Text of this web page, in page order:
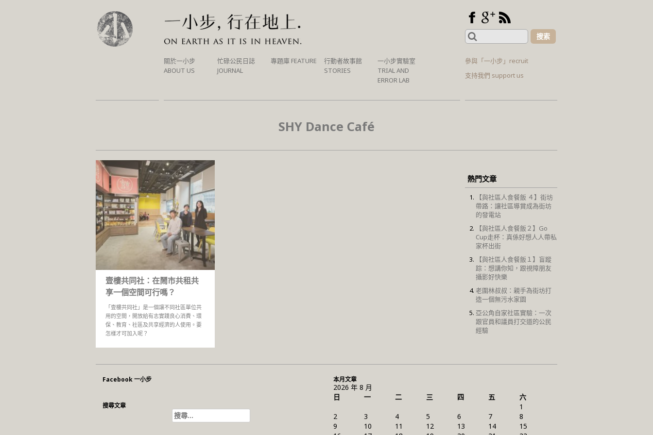
Search
for:
SKIP
TO
關於一小步
ABOUT US
忙碌公民日誌
JOURNAL
專題庫 FEATURE
行動者故事館
STORIES
一小步實驗室
TRIAL AND
ERROR LAB
參與「一小步」recruit
支持我們 support us
SHY Dance Café
壹樓共同社：在鬧市共租共
享一個空間可行嗎？
「壹樓共同社」是一個讓不同社區單位共
用的空間，開放給有志實踐良心消費、環
保、教育、社區及共享經濟的人使用。要
怎樣才可加入呢？
熱門文章
【與社區人食餐飯 ４】街坊
帶路：讓社區導賞成為街坊
的發電站
【與社區人食餐飯２】Go
Cup走杯：真係好想人人帶私
家杯出街
【與社區人食餐飯１】盲蹤
踪：想講你知，跟視障朋友
攝影好快樂
老圍林叔叔：親手為街坊打
造一個無污水家園
亞公角自家社區實驗：一次
跟官員和議員打交道的公民
經驗
Facebook 一小步
搜尋文章
搜
尋
本月文章
2026 年 8 月
日
一 二 三 四 五
六
1
2
3 4 5 6 7
8
9
10 11 12 13 14
15